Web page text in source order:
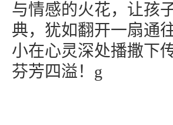
与情感的火花，让孩
典，犹如翻开一扇通
小在心灵深处播撒下
芬芳四溢！g